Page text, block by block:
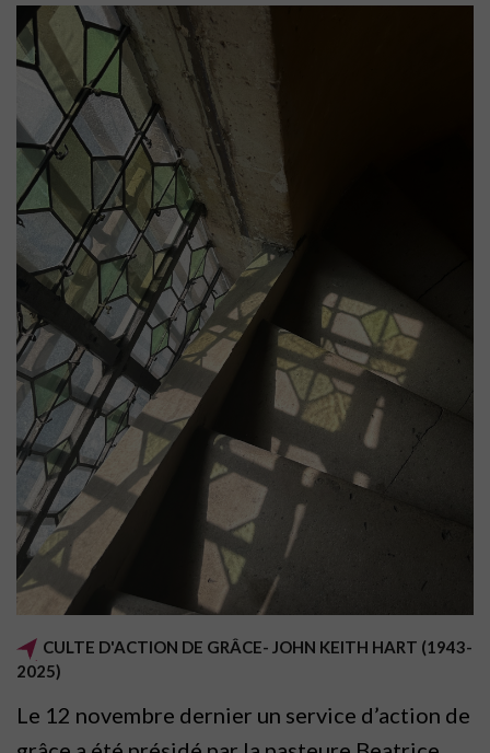
CULTE D'ACTION DE GRÂCE- JOHN KEITH HART (1943-
2025)
Le 12 novembre dernier un service d’action de